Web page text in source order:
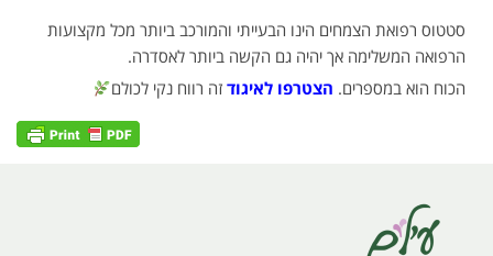
סטטוס רפואת הצמחים הינו הבעייתי והמורכב ביותר מכל מקצועות
הרפואה המשלימה אך יהיה גם הקשה ביותר לאסדרה.
הכוח הוא במספרים. הצטרפו לאיגוד זה רווח נקי לכולם